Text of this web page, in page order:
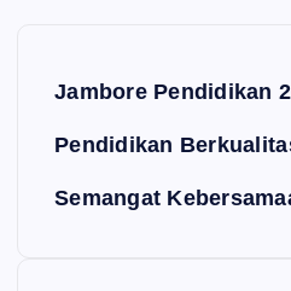
Jambore Pendidikan
Pendidikan
Semangat